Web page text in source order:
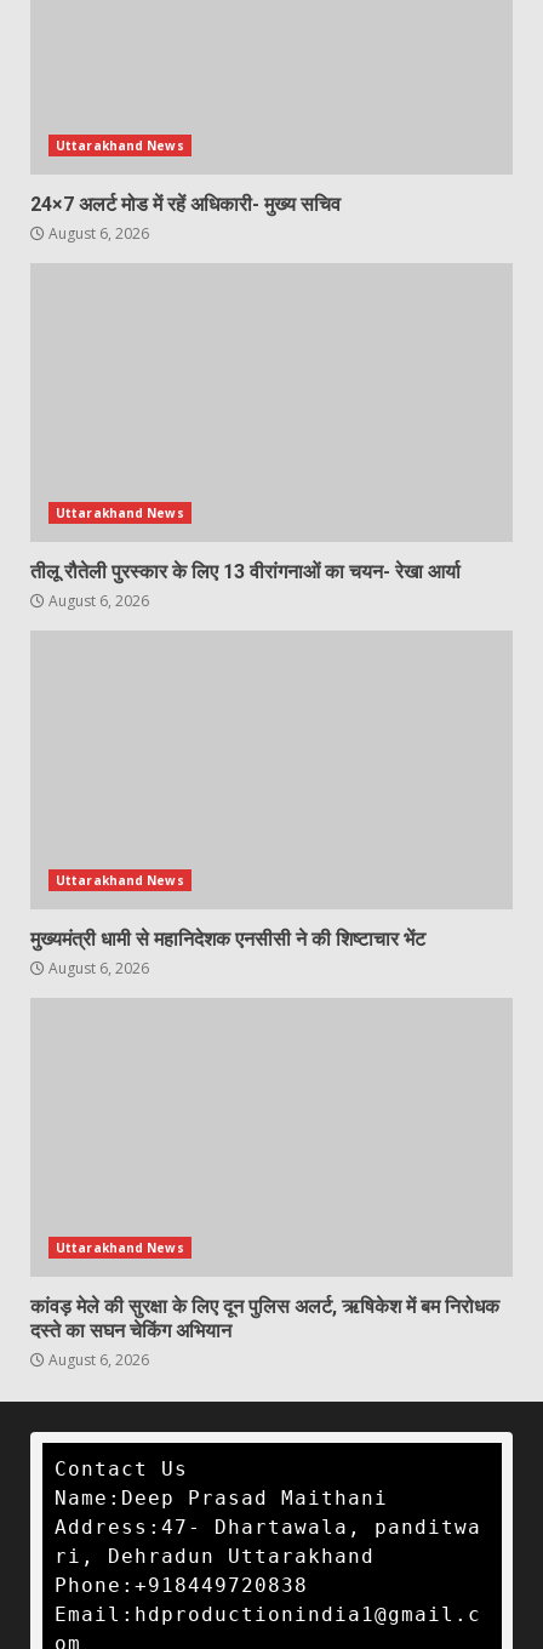
Uttarakhand News
24×7 अलर्ट मोड में रहें अधिकारी- मुख्य सचिव
August 6, 2026
Uttarakhand News
तीलू रौतेली पुरस्कार के लिए 13 वीरांगनाओं का चयन- रेखा आर्या
August 6, 2026
Uttarakhand News
मुख्यमंत्री धामी से महानिदेशक एनसीसी ने की शिष्टाचार भेंट
August 6, 2026
Uttarakhand News
कांवड़ मेले की सुरक्षा के लिए दून पुलिस अलर्ट, ऋषिकेश में बम निरोधक
दस्ते का सघन चेकिंग अभियान
August 6, 2026
Contact Us
Name:Deep Prasad Maithani
Address:47- Dhartawala, panditwa
ri, Dehradun Uttarakhand
Phone:+918449720838
Email:hdproductionindia1@gmail.c
om